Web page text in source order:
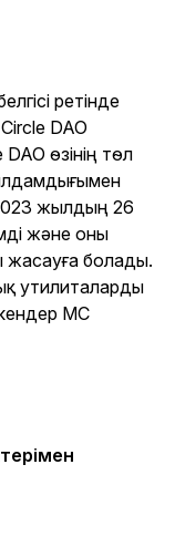
ретінде
DAO
өзінің төл
жылдың 26
және оны
жасауға болады.
утилиталарды
MC